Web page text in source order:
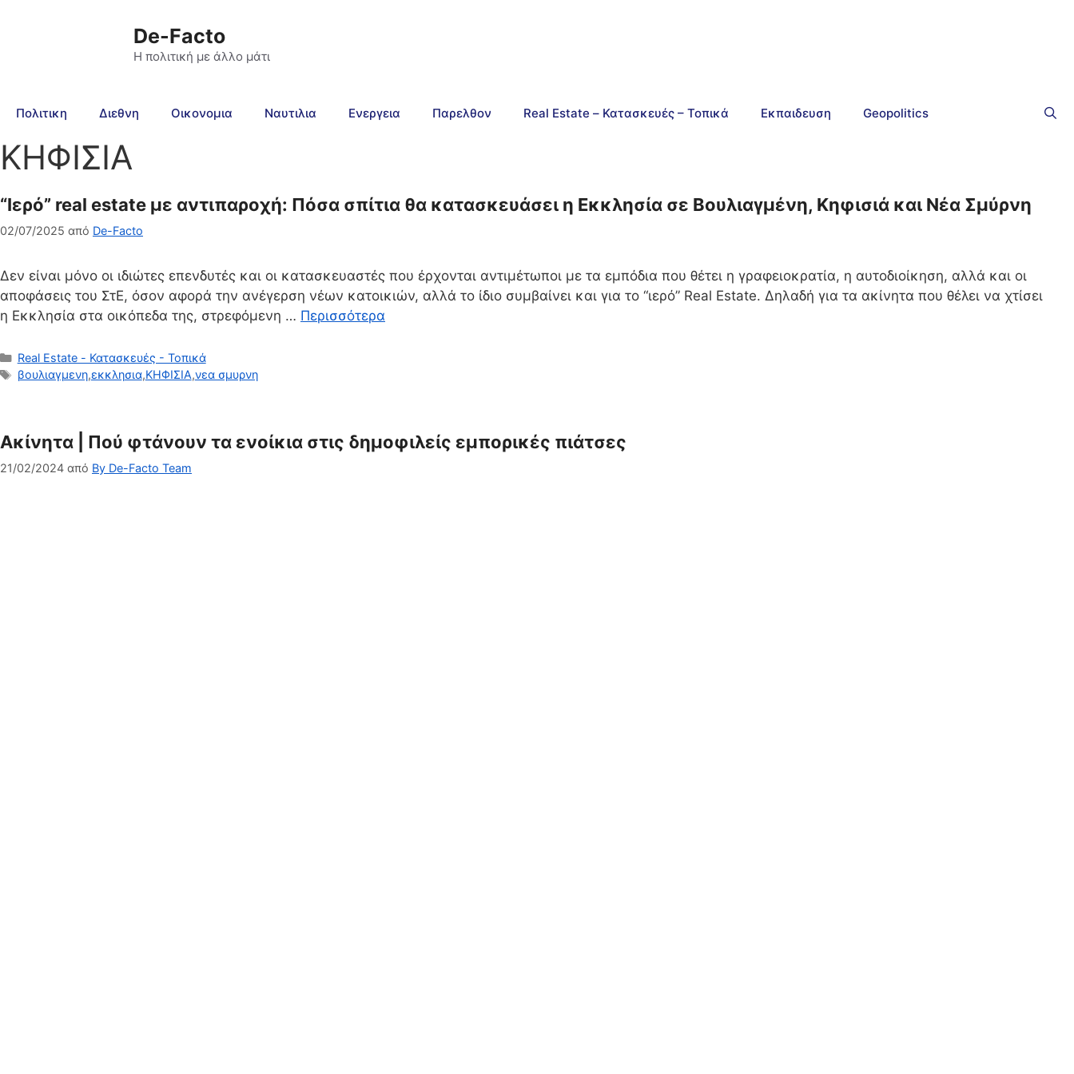
De-Facto
Η πολιτική με άλλο μάτι
Πολιτικη Διεθνη Οικονομια Ναυτιλια Ενεργεια Παρελθον Real Estate – Κατασκευές – Τοπικά Εκπαιδευση Geopolitics
ΚΗΦΙΣΙΑ
“Ιερό” real estate με αντιπαροχή: Πόσα σπίτια θα κατασκευάσει η Εκκλησία σε Βουλιαγμένη, Κηφισιά και Νέα Σμύρνη
02/07/2025 από De-Facto
Δεν είναι μόνο οι ιδιώτες επενδυτές και οι κατασκευαστές που έρχονται αντιμέτωποι με τα εμπόδια που θέτει η γραφειοκρατία, η αυτοδιοίκηση, αλλά και οι
αποφάσεις του ΣτΕ, όσον αφορά την ανέγερση νέων κατοικιών, αλλά το ίδιο συμβαίνει και για το “ιερό” Real Estate. Δηλαδή για τα ακίνητα που θέλει να χτίσει
η Εκκλησία στα οικόπεδα της, στρεφόμενη … Περισσότερα
Κατηγορίες
Real Estate - Κατασκευές - Τοπικά
Ετικέτες
βουλιαγμενη,εκκλησια,ΚΗΦΙΣΙΑ,νεα σμυρνη
Ακίνητα | Πού φτάνουν τα ενοίκια στις δημοφιλείς εμπορικές πιάτσες
21/02/2024 από By De-Facto Team